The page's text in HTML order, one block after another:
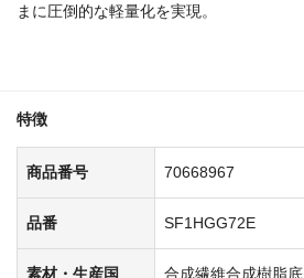
まに圧倒的な軽量化を実現。
特徴
商品番号 70668967
品番 SF1HGG72E
素材・生産国 合成繊維合成樹脂底